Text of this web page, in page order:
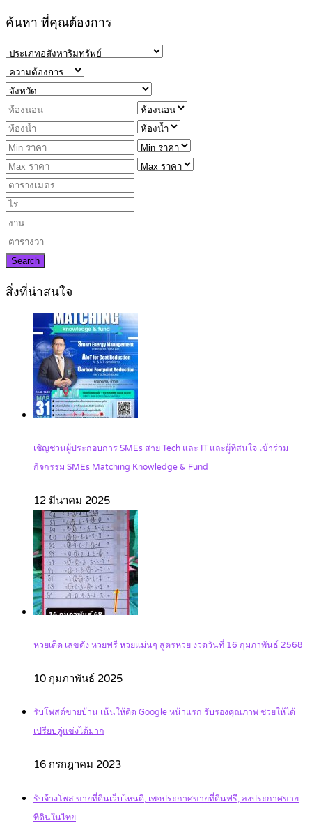
ค้นหา ที่คุณต้องการ
Search
สิ่งที่น่าสนใจ
เชิญชวนผู้ประกอบการ SMEs สาย Tech และ IT และผู้ที่สนใจ เข้าร่วม
กิจกรรม SMEs Matching Knowledge & Fund
12 มีนาคม 2025
หวยเด็ด เลขดัง หวยฟรี หวยแม่นๆ สูตรหวย งวดวันที่ 16 กุมภาพันธ์ 2568
10 กุมภาพันธ์ 2025
รับโพสต์ขายบ้าน เน้นให้ติด Google หน้าแรก รับรองคุณภาพ ช่วยให้ได้
เปรียบคู่แข่งได้มาก
16 กรกฎาคม 2023
รับจ้างโพส ขายที่ดินเว็บไหนดี, เพจประกาศขายที่ดินฟรี, ลงประกาศขาย
ที่ดินในไทย